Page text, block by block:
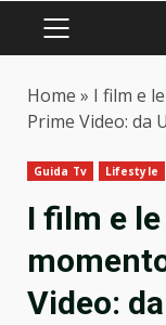
PRIMARY
Home » I film e
Prime Video: da
Guida Tv Lifestyle
I film e
Video: